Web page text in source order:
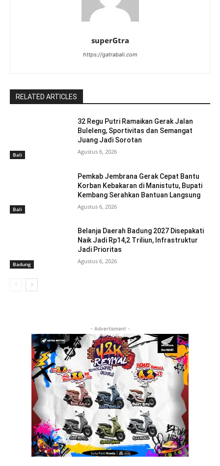
superGtra
https://gatrabali.com
RELATED ARTICLES
Bali
32 Regu Putri Ramaikan Gerak Jalan
Buleleng, Sportivitas dan Semangat
Juang Jadi Sorotan
Agustus 6, 2026
Bali
Pemkab Jembrana Gerak Cepat Bantu
Korban Kebakaran di Manistutu, Bupati
Kembang Serahkan Bantuan Langsung
Agustus 6, 2026
Badung
Belanja Daerah Badung 2027 Disepakati
Naik Jadi Rp14,2 Triliun, Infrastruktur
Jadi Prioritas
Agustus 6, 2026
- Advertisment -